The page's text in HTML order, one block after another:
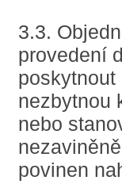
3.3.
provedení
nezbytnou
nebo
povinen